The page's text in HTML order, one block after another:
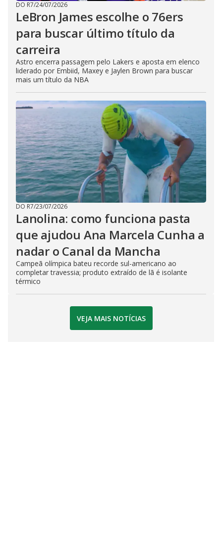
DO R7/24/07/2026
LeBron James escolhe o 76ers
para buscar último título da
carreira
Astro encerra passagem pelo Lakers e aposta em elenco
liderado por Embiid, Maxey e Jaylen Brown para buscar
mais um título da NBA
DO R7/23/07/2026
Lanolina: como funciona pasta
que ajudou Ana Marcela Cunha a
nadar o Canal da Mancha
Campeã olímpica bateu recorde sul-americano ao
completar travessia; produto extraído de lã é isolante
térmico
VEJA MAIS NOTÍCIAS